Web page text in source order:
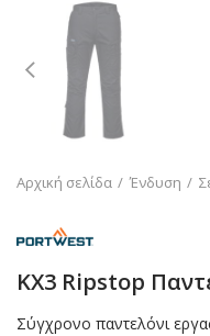
Αρχική σελίδα Ένδυση
KX3 Ripstop
Σύγχρονο παντελόνι